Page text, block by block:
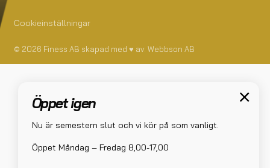
Cookieinställningar
© 2026 Finess AB skapad med ♥ av: Webbson AB
Öppet igen
Nu är semestern slut och vi kör på som vanligt.
Öppet Måndag – Fredag 8,00-17,00